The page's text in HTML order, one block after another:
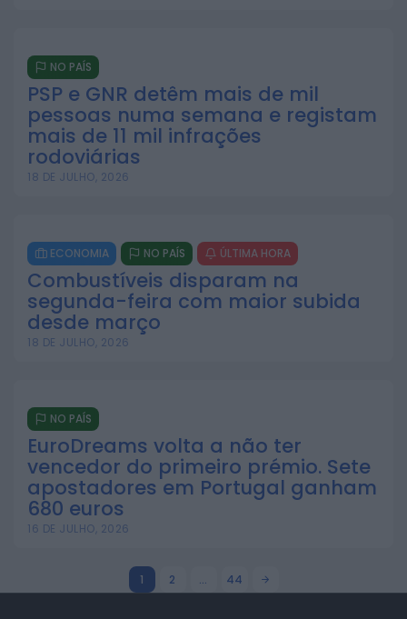
NO PAÍS
PSP e GNR detêm mais de mil
pessoas numa semana e registam
mais de 11 mil infrações
rodoviárias
18 DE JULHO, 2026
ECONOMIA NO PAÍS ÚLTIMA HORA
Combustíveis disparam na
segunda-feira com maior subida
desde março
18 DE JULHO, 2026
NO PAÍS
EuroDreams volta a não ter
vencedor do primeiro prémio. Sete
apostadores em Portugal ganham
680 euros
16 DE JULHO, 2026
1 2 … 44